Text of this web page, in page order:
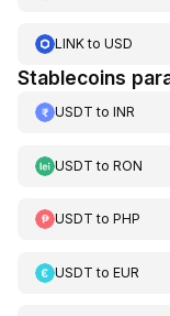
LINKto USD
Stablecoins
USDT to INR
USDT to RON
USDT to PHP
USDT to EUR